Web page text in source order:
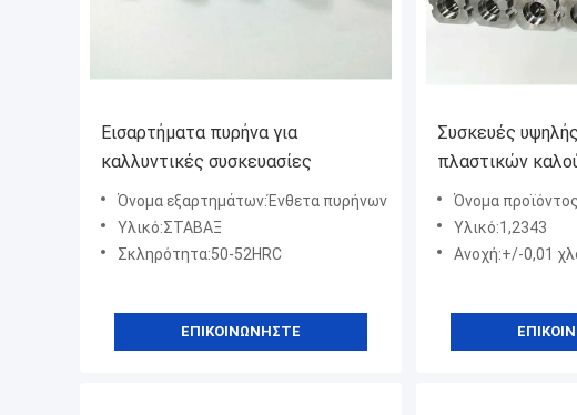
Εισαρτήματα πυρήνα για
καλλυντικές συσκευασίες
Όνομα εξαρτημάτων:Ένθετα πυρήνων
Υλικό:ΣΤΑΒΑΞ
Σκληρότητα:50-52HRC
ΕΠΙΚΟΙΝΩΝΉΣΤΕ
Συσκευές
πλαστικών
Όνομα
Υλικό:1,2343
Ανοχή:+/-0,01